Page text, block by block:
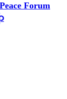
Forum